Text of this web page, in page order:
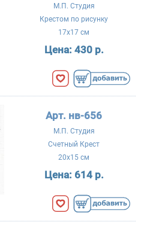
М.П. Студия
Крестом по рисунку
17x17 см
Цена: 430 р.
Арт. нв-656
М.П. Студия
Счетный Крест
20x15 см
Цена: 614 р.